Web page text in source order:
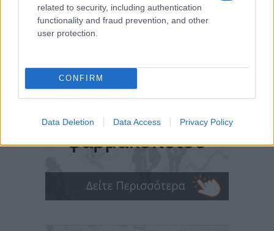
related to security, including authentication
functionality and fraud prevention, and other
user protection.
CONFIRM
Data Deletion Data Access Privacy Policy